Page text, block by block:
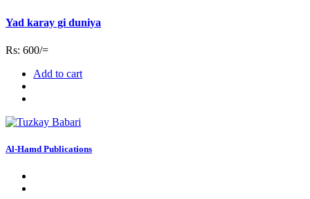
Yad karay gi duniya
Rs: 600/=
Add to cart
Al-Hamd Publications